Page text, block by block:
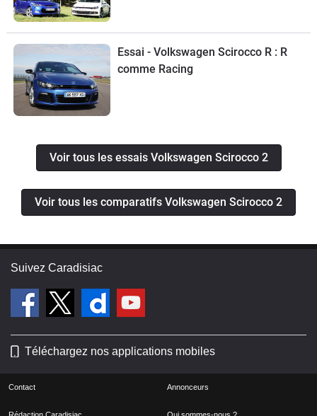
Essai - Volkswagen Scirocco R : R
comme Racing
Voir tous les essais Volkswagen Scirocco 2
Voir tous les comparatifs Volkswagen Scirocco 2
Suivez Caradisiac
Téléchargez nos applications mobiles
Contact Annonceurs